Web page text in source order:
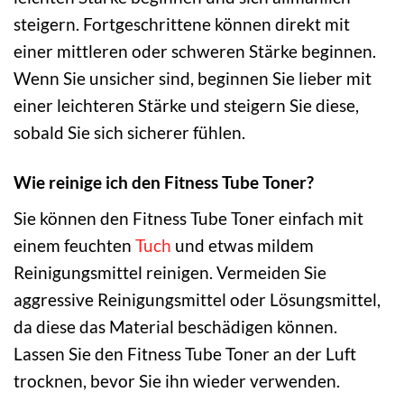
steigern. Fortgeschrittene können direkt mit
einer mittleren oder schweren Stärke beginnen.
Wenn Sie unsicher sind, beginnen Sie lieber mit
einer leichteren Stärke und steigern Sie diese,
sobald Sie sich sicherer fühlen.
Wie reinige ich den Fitness Tube Toner?
Sie können den Fitness Tube Toner einfach mit
einem feuchten Tuch und etwas mildem
Reinigungsmittel reinigen. Vermeiden Sie
aggressive Reinigungsmittel oder Lösungsmittel,
da diese das Material beschädigen können.
Lassen Sie den Fitness Tube Toner an der Luft
trocknen, bevor Sie ihn wieder verwenden.